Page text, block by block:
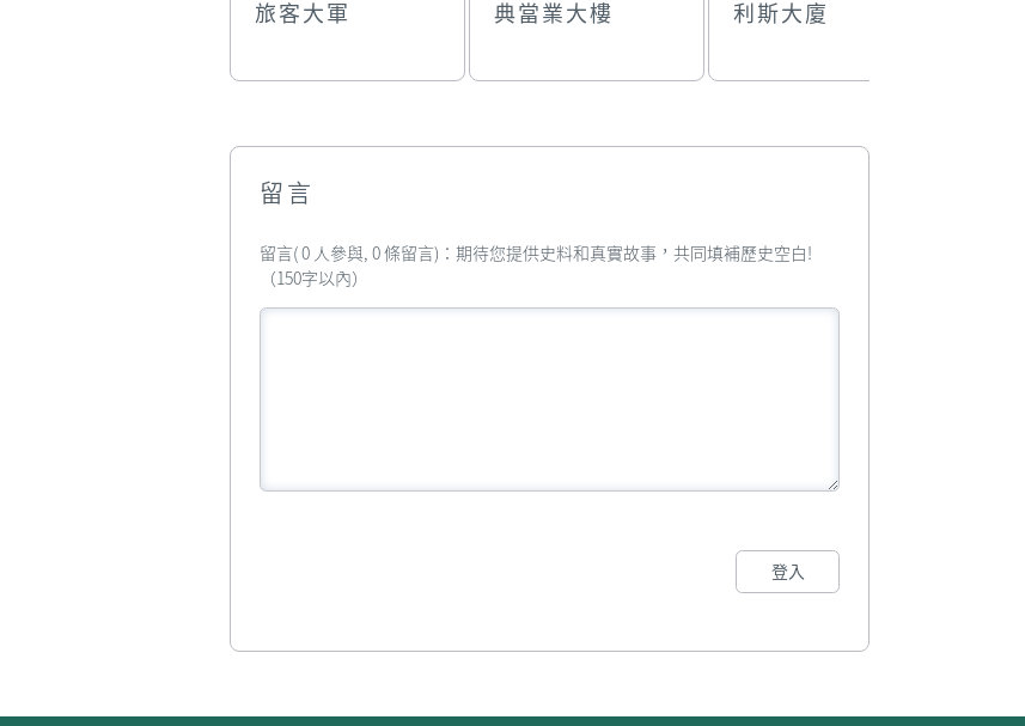
旅客大軍 典當業大樓 利斯大廈
留言
留言( 0 人參與, 0 條留言)：期待您提供史料和真實故事，共同填補歷史空白!
（150字以內）
登入